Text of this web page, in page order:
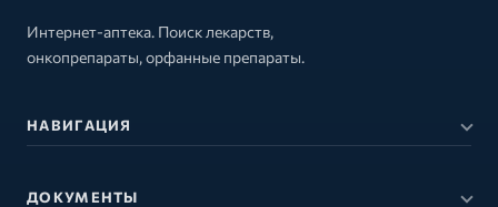
Интернет-аптека. Поиск лекарств,
онкопрепараты, орфанные препараты.
НАВИГАЦИЯ
ДОКУМЕНТЫ